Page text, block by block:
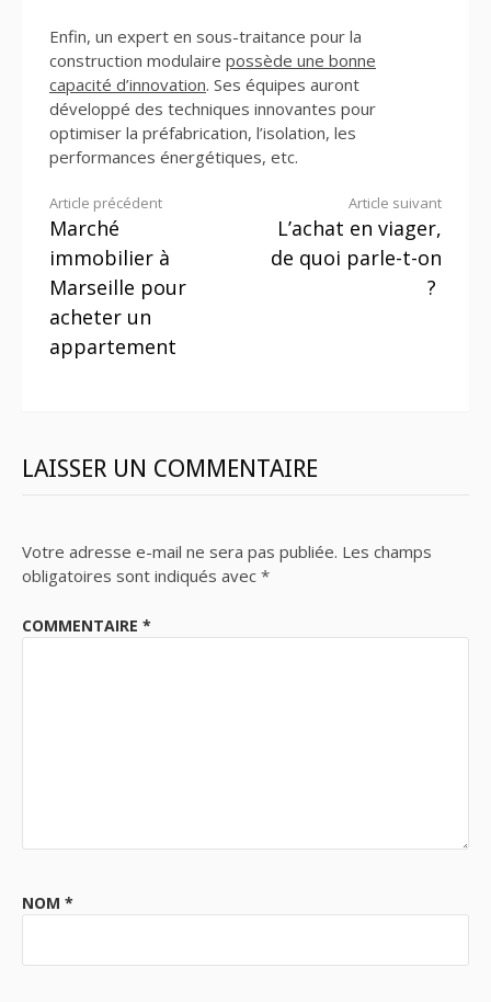
Enfin, un expert en sous-traitance pour la
construction modulaire possède une bonne
capacité d’innovation. Ses équipes auront
développé des techniques innovantes pour
optimiser la préfabrication, l’isolation, les
performances énergétiques, etc.
Lire
la
suite
Article précédent
Marché
immobilier à
Marseille pour
acheter un
appartement
Article suivant
L’achat en viager,
de quoi parle-t-on
?
LAISSER UN COMMENTAIRE
Votre adresse e-mail ne sera pas publiée. Les champs
obligatoires sont indiqués avec *
COMMENTAIRE *
NOM *